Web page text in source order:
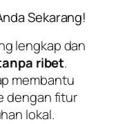
Sekarang!
lengkap dan
ribet.
membantu
dengan fitur
lokal.